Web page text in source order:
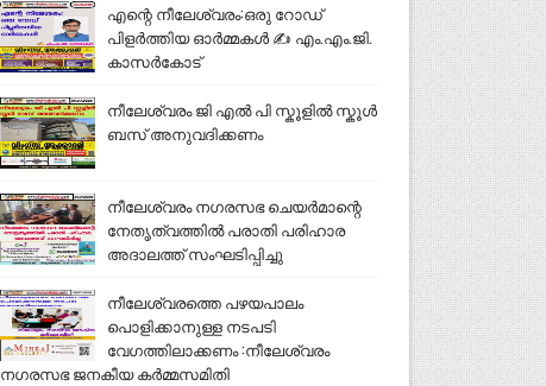
എന്റെ നീലേശ്വരം:ഒരു റോഡ്
പിളർത്തിയ ഓർമ്മകൾ ✍️ എം.എം.ജി.
കാസർകോട്
നീലേശ്വരം ജി എൽ പി സ്കൂളിൽ സ്കൂൾ
ബസ് അനുവദിക്കണം
നീലേശ്വരം നഗരസഭ ചെയർമാന്റെ
നേതൃത്വത്തിൽ പരാതി പരിഹാര
അദാലത്ത് സംഘടിപ്പിച്ചു
നീലേശ്വരത്തെ പഴയപാലം
പൊളിക്കാനുള്ള നടപടി
വേഗത്തിലാക്കണം :നീലേശ്വരം
നഗരസഭ ജനകീയ കർമ്മസമിതി